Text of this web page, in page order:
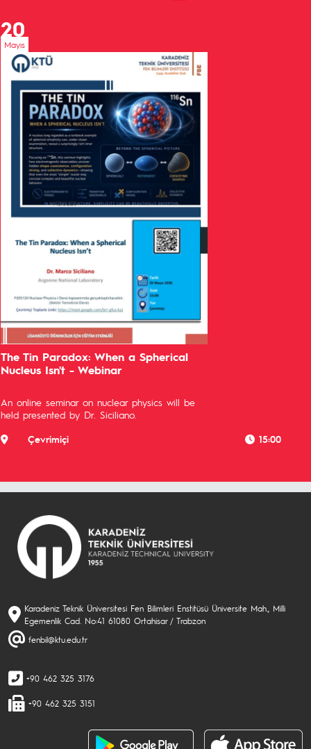
20
Mayıs
The Tin Paradox: When a Spherical
Nucleus Isn't - Webinar
An online seminar on nuclear physics will be
held presented by Dr. Siciliano.
Çevrimiçi
15:00
Karadeniz Teknik Üniversitesi Fen Bilimleri Enstitüsü Üniversite Mah., Milli
Egemenlik Cad. No:41 61080 Ortahisar / Trabzon
fenbil@ktu.edu.tr
+90 462 325 3176
+90 462 325 3151